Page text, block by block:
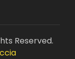
Reserved.